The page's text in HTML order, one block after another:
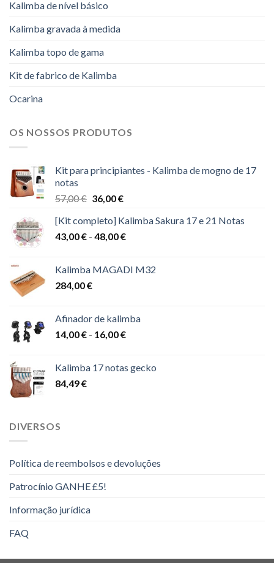
Kalimba de nível básico
Kalimba gravada à medida
Kalimba topo de gama
Kit de fabrico de Kalimba
Ocarina
OS NOSSOS PRODUTOS
Kit para principiantes - Kalimba de mogno de 17
notas
57,00€ O
original
era:
36,00€O
atual
é:
[Kit completo] Kalimba Sakura 17 e 21 Notas
43,00€ - 48,00€Gama
43,00 €
Kalimba MAGADI M32
284,00€
Afinador de kalimba
14,00€ - 16,00€Gama
14,00 €
Kalimba 17 notas gecko
84,49€
DIVERSOS
Política de reembolsos e devoluções
Patrocínio GANHE £5!
Informação jurídica
FAQ